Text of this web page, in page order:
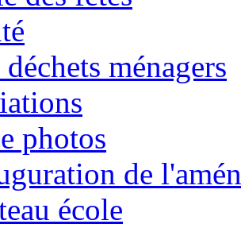
ménagers
photos
de
école